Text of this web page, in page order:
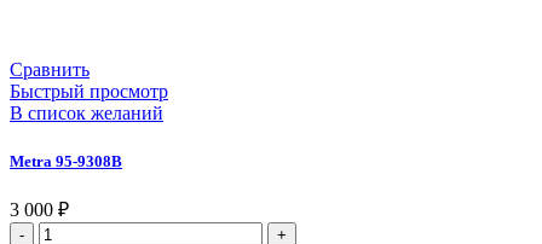
Сравнить
Быстрый просмотр
В список желаний
Metra 95-9308B
3 000 ₽